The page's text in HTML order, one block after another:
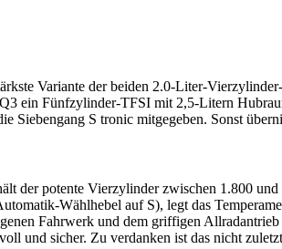
Variante der beiden 2.0-Liter-
ein Fünfzylinder-TFSI mit 2,5-Litern
S tronic mitgegeben. Sonst
der potente Vierzylinder zwischen 1.800
Wählhebel auf S), legt das
Fahrwerk und dem griffigen
und sicher. Zu verdanken ist das nicht